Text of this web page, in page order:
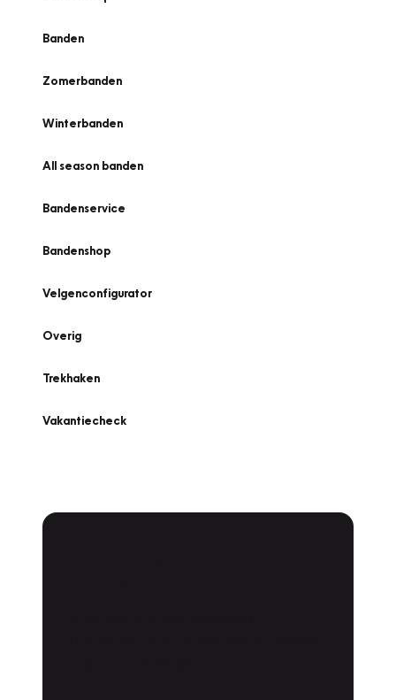
Banden
Zomerbanden
Winterbanden
All season banden
Bandenservice
Bandenshop
Velgenconfigurator
Overig
Trekhaken
Vakantiecheck